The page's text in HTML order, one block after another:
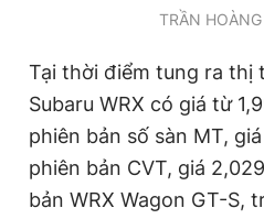
TRẦN
Tại thời điểm tung ra thị
Subaru WRX có giá từ
phiên bản số sàn MT,
phiên bản CVT, giá
bản WRX Wagon GT-S,